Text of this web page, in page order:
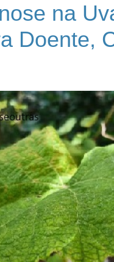
na
Doente,